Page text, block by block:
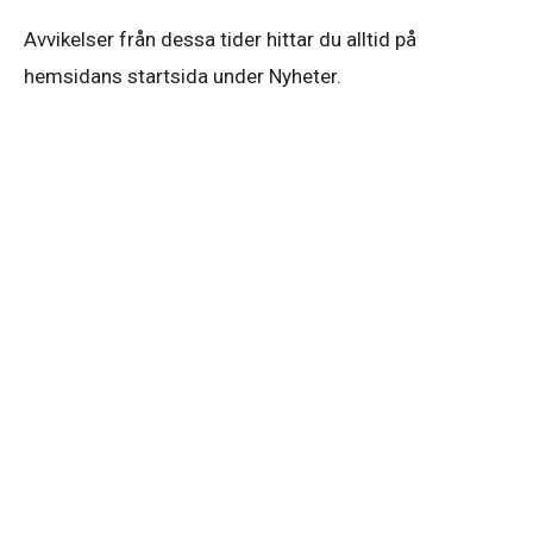
Avvikelser från dessa tider hittar du alltid på
hemsidans startsida under Nyheter.